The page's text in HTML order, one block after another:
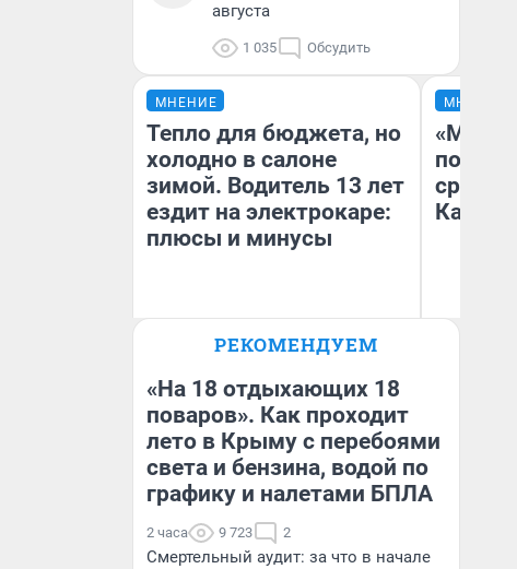
августа
1 035 Обсудить
МНЕНИЕ
Тепло для бюджета, но
холодно в салоне
зимой. Водитель 13 лет
ездит на электрокаре:
плюсы и минусы
Денис Дедюхин
МНЕНИЕ
РЕКОМЕНДУЕМ
«На 18 отдыхающих 18
поваров». Как проходит
лето в Крыму с перебоями
света и бензина, водой по
графику и налетами БПЛА
2 часа 9 723 2
Смертельный аудит: за что в начале